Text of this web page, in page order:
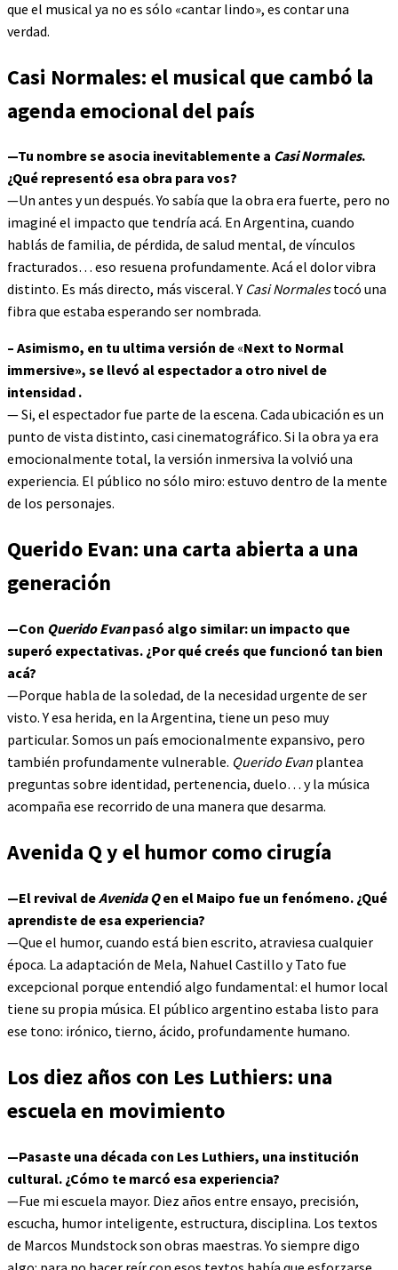
que el musical ya no es sólo «cantar lindo», es contar una
verdad.
Casi Normales: el musical que cambó la
agenda emocional del país
—Tu nombre se asocia inevitablemente a Casi Normales.
¿Qué representó esa obra para vos?
—Un antes y un después. Yo sabía que la obra era fuerte, pero no
imaginé el impacto que tendría acá. En Argentina, cuando
hablás de familia, de pérdida, de salud mental, de vínculos
fracturados… eso resuena profundamente. Acá el dolor vibra
distinto. Es más directo, más visceral. Y Casi Normalestocó una
fibra que estaba esperando ser nombrada.
– Asimismo, en tu ultima versión de «Next to Normal
immersive», se llevó al espectador a otro nivel de
intensidad .
— Si, el espectador fue parte de la escena. Cada ubicación es un
punto de vista distinto, casi cinematográfico. Si la obra ya era
emocionalmente total, la versión inmersiva la volvió una
experiencia. El público no sólo miro: estuvo dentro de la mente
de los personajes.
Querido Evan: una carta abierta a una
generación
—Con Querido Evanpasó algo similar: un impacto que
superó expectativas. ¿Por qué creés que funcionó tan bien
acá?
—Porque habla de la soledad, de la necesidad urgente de ser
visto. Y esa herida, en la Argentina, tiene un peso muy
particular. Somos un país emocionalmente expansivo, pero
también profundamente vulnerable. Querido Evan plantea
preguntas sobre identidad, pertenencia, duelo… y la música
acompaña ese recorrido de una manera que desarma.
Avenida Q y el humor como cirugía
—El revival deAvenida Qen el Maipo fue un fenómeno. ¿Qué
aprendiste de esa experiencia?
—Que el humor, cuando está bien escrito, atraviesa cualquier
época. La adaptación de Mela, Nahuel Castillo y Tato fue
excepcional porque entendió algo fundamental: el humor local
tiene su propia música. El público argentino estaba listo para
ese tono: irónico, tierno, ácido, profundamente humano.
Los diez años con Les Luthiers: una
escuela en movimiento
—Pasaste una década con Les Luthiers, una institución
cultural. ¿Cómo te marcó esa experiencia?
—Fue mi escuela mayor. Diez años entre ensayo, precisión,
escucha, humor inteligente, estructura, disciplina. Los textos
de Marcos Mundstock son obras maestras. Yo siempre digo